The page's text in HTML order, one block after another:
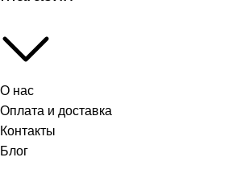
О нас
Оплата и доставка
Контакты
Блог